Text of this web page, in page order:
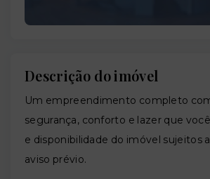
Descrição do imóvel
Um empreendimento completo
segurança, conforto e lazer que
e disponibilidade do imóvel sujeitos
aviso prévio.